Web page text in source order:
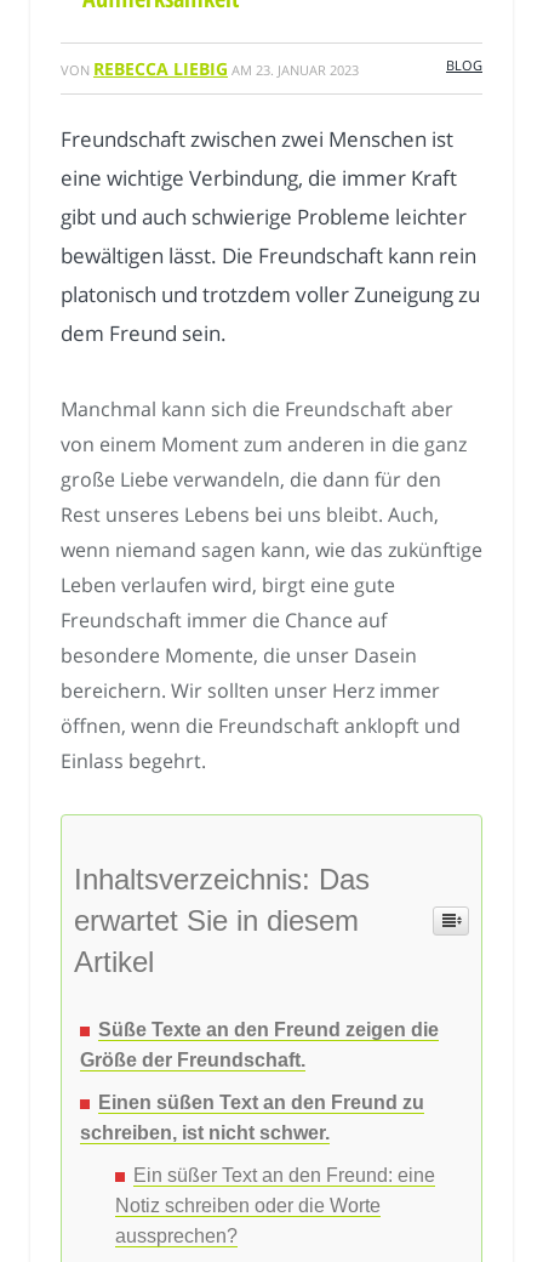
VON REBECCA LIEBIG AM 23. JANUAR 2023 BLOG
Freundschaft zwischen zwei Menschen ist
eine wichtige Verbindung, die immer Kraft
gibt und auch schwierige Probleme leichter
bewältigen lässt. Die Freundschaft kann rein
platonisch und trotzdem voller Zuneigung zu
dem Freund sein.
Manchmal kann sich die Freundschaft aber
von einem Moment zum anderen in die ganz
große Liebe verwandeln, die dann für den
Rest unseres Lebens bei uns bleibt. Auch,
wenn niemand sagen kann, wie das zukünftige
Leben verlaufen wird, birgt eine gute
Freundschaft immer die Chance auf
besondere Momente, die unser Dasein
bereichern. Wir sollten unser Herz immer
öffnen, wenn die Freundschaft anklopft und
Einlass begehrt.
Inhaltsverzeichnis: Das
erwartet Sie in diesem
Artikel
Süße Texte an den Freund zeigen die
Größe der Freundschaft.
Einen süßen Text an den Freund zu
schreiben, ist nicht schwer.
Ein süßer Text an den Freund: eine
Notiz schreiben oder die Worte
aussprechen?